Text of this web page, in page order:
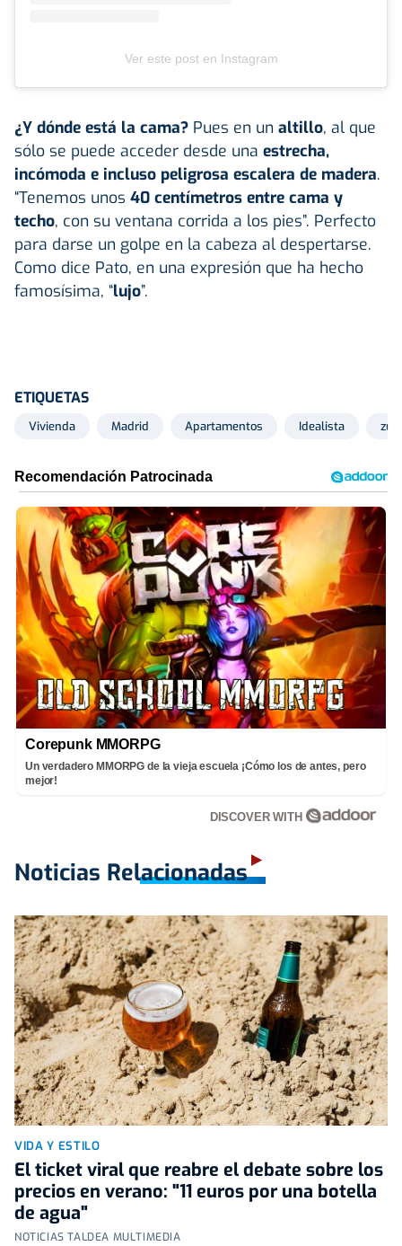
Ver este post en Instagram
¿Y dónde está la cama? Pues en un altillo, al que
sólo se puede acceder desde una estrecha,
incómoda e incluso peligrosa escalera de madera.
“Tenemos unos 40 centímetros entre cama y
techo, con su ventana corrida a los pies”. Perfecto
para darse un golpe en la cabeza al despertarse.
Como dice Pato, en una expresión que ha hecho
famosísima, “lujo”.
ETIQUETAS
Vivienda Madrid Apartamentos Idealista zulo
Corepunk MMORPG
Un verdadero MMORPG de la vieja escuela ¡Cómo los de antes, pero
mejor!
DISCOVER WITH
Noticias Relacionadas
VIDA Y ESTILO
El ticket viral que reabre el debate sobre los
precios en verano: "11 euros por una botella
de agua"
NOTICIAS TALDEA MULTIMEDIA